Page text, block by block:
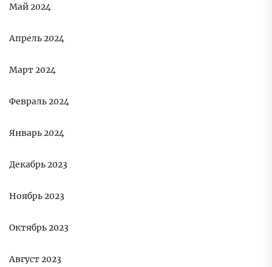
Май 2024
Апрель 2024
Март 2024
Февраль 2024
Январь 2024
Декабрь 2023
Ноябрь 2023
Октябрь 2023
Август 2023